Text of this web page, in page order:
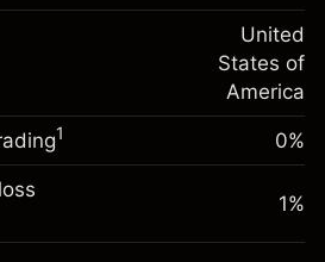
con apalancamiento
$19,000.00
-0.000682
%
(-$0.14)
con apalancamiento
~ $
United
States of
America
1 0%
1%